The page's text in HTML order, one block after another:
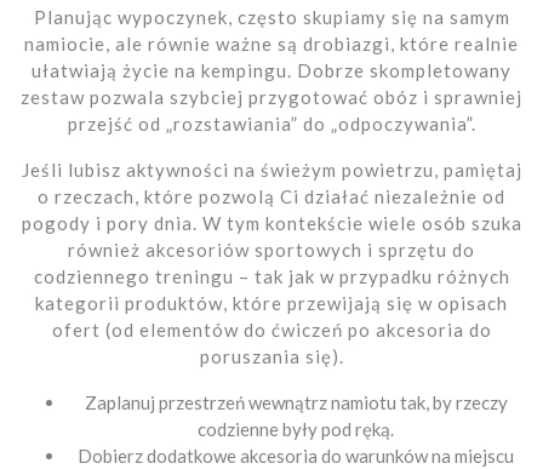
Planując wypoczynek, często skupiamy się na samym
namiocie, ale równie ważne są drobiazgi, które realnie
ułatwiają życie na kempingu. Dobrze skompletowany
zestaw pozwala szybciej przygotować obóz i sprawniej
przejść od „rozstawiania” do „odpoczywania”.
Jeśli lubisz aktywności na świeżym powietrzu, pamiętaj
o rzeczach, które pozwolą Ci działać niezależnie od
pogody i pory dnia. W tym kontekście wiele osób szuka
również akcesoriów sportowych i sprzętu do
codziennego treningu – tak jak w przypadku różnych
kategorii produktów, które przewijają się w opisach
ofert (od elementów do ćwiczeń po akcesoria do
poruszania się).
Zaplanuj przestrzeń wewnątrz namiotu tak, by rzeczy
codzienne były pod ręką.
Dobierz dodatkowe akcesoria do warunków na miejscu